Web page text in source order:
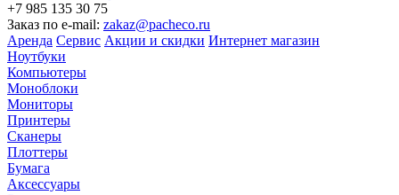
+7 985 135 30 75
Заказ по e-mail: zakaz@pacheco.ru
Аренда Сервис Акции и скидки Интернет магазин
Ноутбуки
Компьютеры
Моноблоки
Мониторы
Принтеры
Сканеры
Плоттеры
Бумага
Аксессуары